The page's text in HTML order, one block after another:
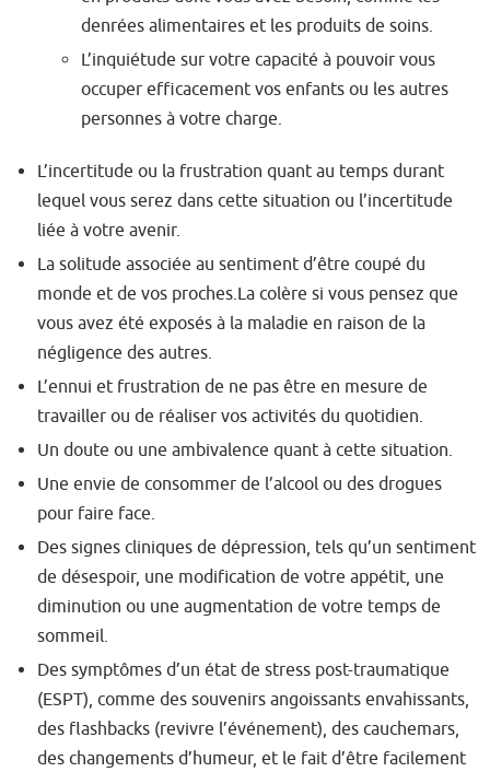
denrées alimentaires et les produits de soins.
L’inquiétude sur votre capacité à pouvoir vous
occuper efficacement vos enfants ou les autres
personnes à votre charge.
L’incertitude ou la frustration quant au temps durant
lequel vous serez dans cette situation ou l’incertitude
liée à votre avenir.
La solitude associée au sentiment d’être coupé du
monde et de vos proches.La colère si vous pensez que
vous avez été exposés à la maladie en raison de la
négligence des autres.
L’ennui et frustration de ne pas être en mesure de
travailler ou de réaliser vos activités du quotidien.
Un doute ou une ambivalence quant à cette situation.
Une envie de consommer de l’alcool ou des drogues
pour faire face.
Des signes cliniques de dépression, tels qu’un sentiment
de désespoir, une modification de votre appétit, une
diminution ou une augmentation de votre temps de
sommeil.
Des symptômes d’un état de stress post-traumatique
(ESPT), comme des souvenirs angoissants envahissants,
des flashbacks (revivre l’événement), des cauchemars,
des changements d’humeur, et le fait d’être facilement